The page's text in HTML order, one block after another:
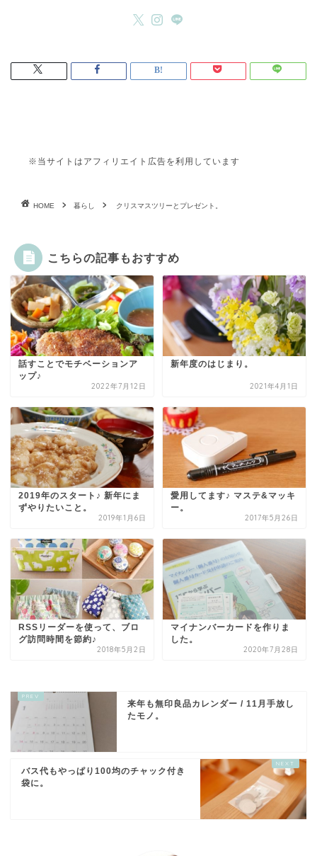
※当サイトはアフィリエイト広告を利用しています
HOME 暮らし クリスマスツリーとプレゼント。
こちらの記事もおすすめ
話すことでモチベーションア
ップ♪
2022年7月12日
新年度のはじまり。
2021年4月1日
2019年のスタート♪ 新年にま
ずやりたいこと。
2019年1月6日
愛用してます♪ マステ&マッキ
ー。
2017年5月26日
RSSリーダーを使って、ブロ
グ訪問時間を節約♪
2018年5月2日
マイナンバーカードを作りま
した。
2020年7月28日
来年も無印良品カレンダー / 11月手放し
たモノ。
バス代もやっぱり100均のチャック付き
袋に。